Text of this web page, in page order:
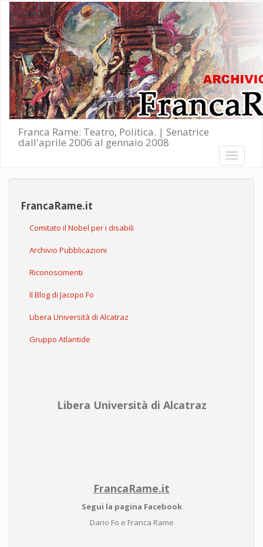
Salta al contenuto principale
Franca Rame: Teatro, Politica. | Senatrice
dall'aprile 2006 al gennaio 2008
Toggle
FrancaRame.it
Comitato il Nobel per i disabili
Archivio Pubblicazioni
Riconoscimenti
Il Blog di Jacopo Fo
Libera Università di Alcatraz
Gruppo Atlantide
Libera Università di Alcatraz
FrancaRame.it
Segui la pagina Facebook
Dario Fo e Franca Rame